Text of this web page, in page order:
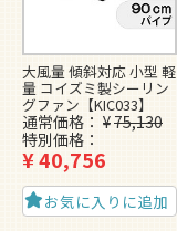
大風量 傾斜対応 小型 軽
量 コイズミ製シーリン
グファン【KIC033】
通常価格 ¥75,130
特別価格
¥40,756
お気に入りに追加